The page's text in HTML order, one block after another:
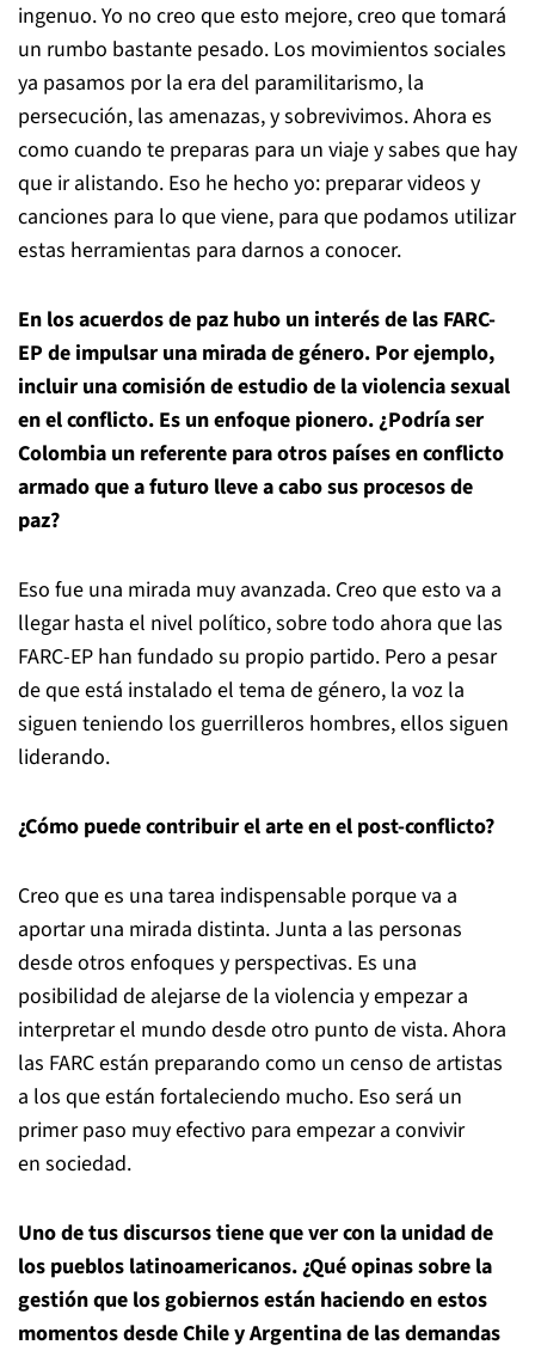
ingenuo. Yo no creo que esto mejore, creo que tomará
un rumbo bastante pesado. Los movimientos sociales
ya pasamos por la era del paramilitarismo, la
persecución, las amenazas, y sobrevivimos. Ahora es
como cuando te preparas para un viaje y sabes que hay
que ir alistando. Eso he hecho yo: preparar videos y
canciones para lo que viene, para que podamos utilizar
estas herramientas para darnos a conocer.
En los acuerdos de paz hubo un interés de las FARC-
EP de impulsar una mirada de género. Por ejemplo,
incluir una comisión de estudio de la violencia sexual
en el conflicto. Es un enfoque pionero. ¿Podría ser
Colombia un referente para otros países en conflicto
armado que a futuro lleve a cabo sus procesos de
paz?
Eso fue una mirada muy avanzada. Creo que esto va a
llegar hasta el nivel político, sobre todo ahora que las
FARC-EP han fundado su propio partido. Pero a pesar
de que está instalado el tema de género, la voz la
siguen teniendo los guerrilleros hombres, ellos siguen
liderando.
¿Cómo puede contribuir el arte en el post-conflicto?
Creo que es una tarea indispensable porque va a
aportar una mirada distinta. Junta a las personas
desde otros enfoques y perspectivas. Es una
posibilidad de alejarse de la violencia y empezar a
interpretar el mundo desde otro punto de vista. Ahora
las FARC están preparando como un censo de artistas
a los que están fortaleciendo mucho. Eso será un
primer paso muy efectivo para empezar a convivir
en sociedad.
Uno de tus discursos tiene que ver con la unidad de
los pueblos latinoamericanos. ¿Qué opinas sobre la
gestión que los gobiernos están haciendo en estos
momentos desde Chile y Argentina de las demandas